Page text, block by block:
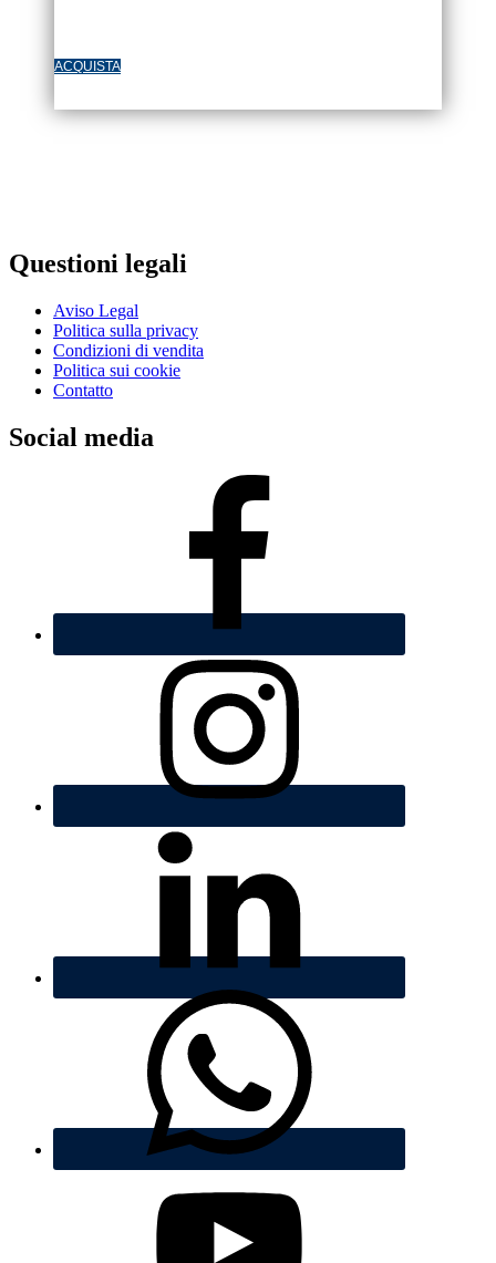
ACQUISTA
Questioni legali
Aviso Legal
Politica sulla privacy
Condizioni di vendita
Politica sui cookie
Contatto
Social media